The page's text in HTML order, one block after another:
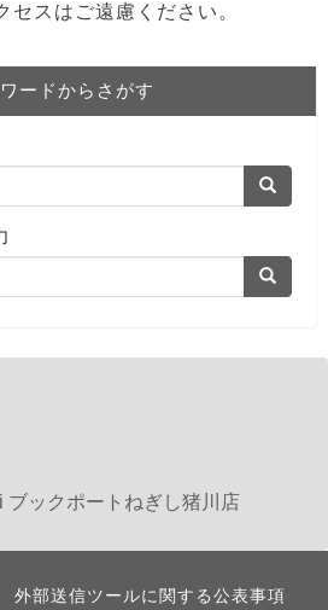
セスはご遠慮ください。
ードからさがす
ブックポートねぎし猪川店
外部送信ツールに関する公表事項